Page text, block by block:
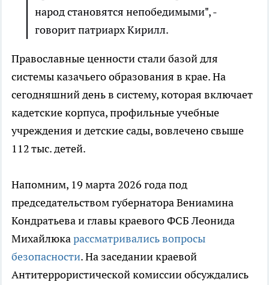
народ становятся непобедимыми", -
говорит патриарх Кирилл.
Православные ценности стали базой для
системы казачьего образования в крае. На
сегодняшний день в систему, которая включает
кадетские корпуса, профильные учебные
учреждения и детские сады, вовлечено свыше
112 тыс. детей.
Напомним, 19 марта 2026 года под
председательством губернатора Вениамина
Кондратьева и главы краевого ФСБ Леонида
Михайлюкарассматривались вопросы
безопасности. На заседании краевой
Антитеррористической комиссии обсуждались